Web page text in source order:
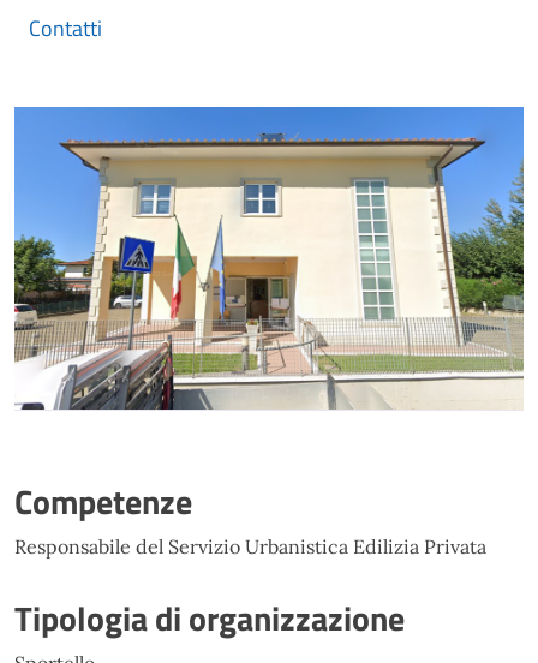
Contatti
Competenze
Responsabile del Servizio Urbanistica Edilizia Privata
Tipologia di organizzazione